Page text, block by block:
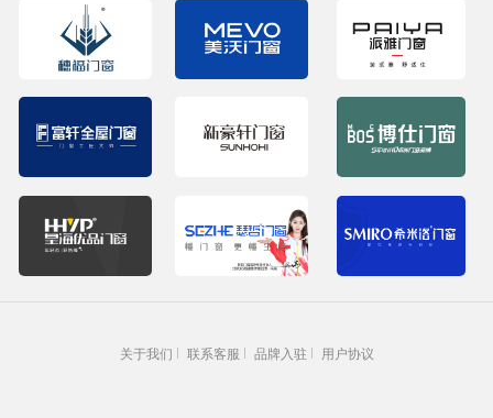
关于我们 联系客服 品牌入驻 用户协议